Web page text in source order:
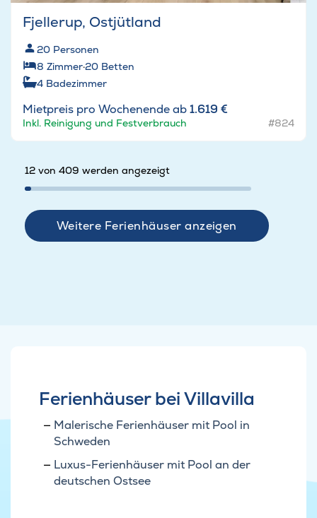
Fjellerup, Ostjütland
20 Personen
8 Zimmer·20 Betten
4 Badezimmer
Mietpreis pro Wochenende ab1.619 €
Inkl. Reinigung und Festverbrauch #824
12 von 409 werden angezeigt
Weitere Ferienhäuser anzeigen
Ferienhäuser bei Villavilla
Malerische Ferienhäuser mit Pool in
Schweden
Luxus-Ferienhäuser mit Pool an der
deutschen Ostsee